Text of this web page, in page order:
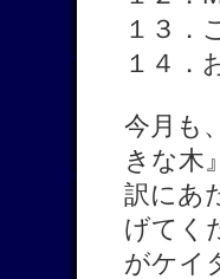
１３．
１４．
今月も
きな木
訳にあ
げてく
がケイ